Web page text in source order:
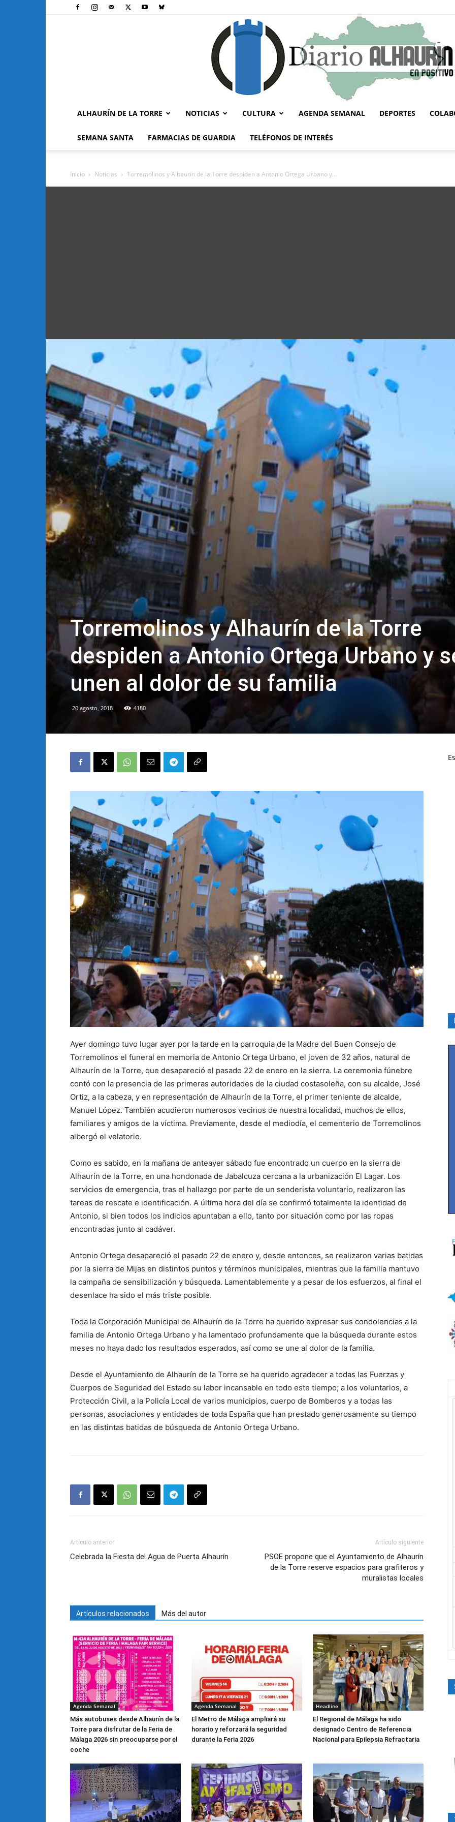
ALHAURÍN DE LA TORRE NOTICIAS CULTURA AGENDA SEMANAL DEPORTES
SEMANA SANTA FARMACIAS DE GUARDIA TELÉFONOS DE INTERÉS
Inicio Noticias Torremolinos y Alhaurín de la Torre despiden a Antonio Ortega Urbano y...
Torremolinos y Alhaurín de la Torre
despiden a Antonio Ortega Urbano y
unen al dolor de su familia
20 agosto, 2018 4180
Ayer domingo tuvo lugar ayer por la tarde en la parroquia de la Madre del Buen Consejo de
Torremolinos el funeral en memoria de Antonio Ortega Urbano, el joven de 32 años, natural de
Alhaurín de la Torre, que desapareció el pasado 22 de enero en la sierra. La ceremonia fúnebre
contó con la presencia de las primeras autoridades de la ciudad costasoleña, con su alcalde, José
Ortiz, a la cabeza, y en representación de Alhaurín de la Torre, el primer teniente de alcalde,
Manuel López. También acudieron numerosos vecinos de nuestra localidad, muchos de ellos,
familiares y amigos de la víctima. Previamente, desde el mediodía, el cementerio de Torremolinos
albergó el velatorio.
Como es sabido, en la mañana de anteayer sábado fue encontrado un cuerpo en la sierra de
Alhaurín de la Torre, en una hondonada de Jabalcuza cercana a la urbanización El Lagar. Los
servicios de emergencia, tras el hallazgo por parte de un senderista voluntario, realizaron las
tareas de rescate e identificación. A última hora del día se confirmó totalmente la identidad de
Antonio, si bien todos los indicios apuntaban a ello, tanto por situación como por las ropas
encontradas junto al cadáver.
Antonio Ortega desapareció el pasado 22 de enero y, desde entonces, se realizaron varias batidas
por la sierra de Mijas en distintos puntos y términos municipales, mientras que la familia mantuvo
la campaña de sensibilización y búsqueda. Lamentablemente y a pesar de los esfuerzos, al final el
desenlace ha sido el más triste posible.
Toda la Corporación Municipal de Alhaurín de la Torre ha querido expresar sus condolencias a la
familia de Antonio Ortega Urbano y ha lamentado profundamente que la búsqueda durante estos
meses no haya dado los resultados esperados, así como se une al dolor de la familia.
Desde el Ayuntamiento de Alhaurín de la Torre se ha querido agradecer a todas las Fuerzas y
Cuerpos de Seguridad del Estado su labor incansable en todo este tiempo; a los voluntarios, a
Protección Civil, a la Policía Local de varios municipios, cuerpo de Bomberos y a todas las
personas, asociaciones y entidades de toda España que han prestado generosamente su tiempo
en las distintas batidas de búsqueda de Antonio Ortega Urbano.
Artículo anterior
Celebrada la Fiesta del Agua de Puerta Alhaurín
Artículo siguiente
PSOE propone que el Ayuntamiento de Alhaurín
de la Torre reserve espacios para grafiteros y
muralistas locales
Artículos relacionados Más del autor
Agenda Semanal
Más autobuses desde Alhaurín de la
Torre para disfrutar de la Feria de
Málaga 2026 sin preocuparse por el
coche
Agenda Semanal
El Metro de Málaga ampliará su
horario y reforzará la seguridad
durante la Feria 2026
Headline
El Regional de Málaga ha sido
designado Centro de Referencia
Nacional para Epilepsia Refractaria